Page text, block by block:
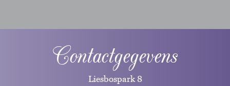
Contactgegevens
Liesbospark 8